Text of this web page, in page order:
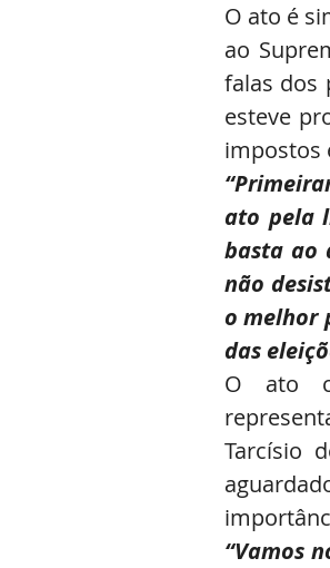
O ato é
ao
falas dos
esteve
impostos
ato pela
basta ao
não
o melhor
das
O ato
Tarcísio
“Vamos